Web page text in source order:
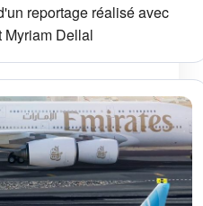
reportage réalisé avec
Myriam Dellal